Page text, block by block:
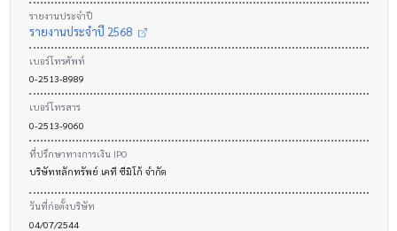
รายงานประจำปี
รายงานประจำปี 2568
เบอร์โทรศัพท์
0-2513-8989
เบอร์โทรสาร
0-2513-9060
ที่ปรึกษาทางการเงิน IPO
บริษัทหลักทรัพย์ เคที ซีมิโก้ จำกัด
วันที่ก่อตั้งบริษัท
04/07/2544